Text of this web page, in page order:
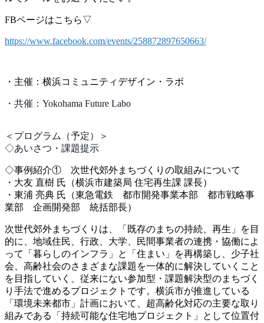
FBページはこちら▽
https://www.facebook.com/events/258872897650663/
・主催：横浜コミュニティデザイン・ラボ
・共催：Yokohama Future Labo
＜プログラム（予定）＞
◇あいさつ・課題提示
◇事例紹介① 次世代郊外まちづくりの取組みについて
・大友 直樹 氏（横浜市建築局 住宅再生課 課長）
・東浦 亮典 氏（東急電鉄 都市開発事業本部 都市戦略事
業部 企画開発部 統括部長）
次世代郊外まちづくりは、「既存のまちの持続、再生」
を目
的に、地域住民、行政、大学、民間事業者の連携・協働によ
って「暮らしのインフラ」と「住まい」を再構築し
、少子社
会、高齢社会のさまざまな課題を一体的に解決していくこと
を目指していく、従来にない参加型・課題解決型のまちづく
り手法で進めるプロジェクトです。横浜市が推進している
「環境未来都市」計画において、超高齢化対応の主要な取り
組みである「持続可能な住宅地プロジェク ト」として位置付